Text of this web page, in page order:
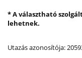
* A választható
lehetnek.
Utazás azonosítója: